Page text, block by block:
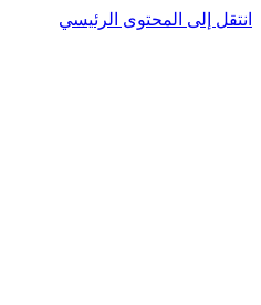
انتقل إلى المحتوى الرئيسي